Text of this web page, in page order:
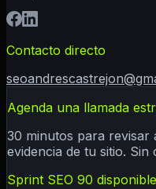
Contacto directo
Agenda una llamada
30 minutos para
evidencia de tu sitio. Sin
Sprint SEO 90